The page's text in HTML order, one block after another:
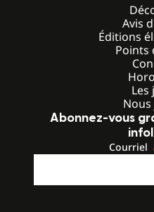
Avis
Éditions
Points
Les
Abonnez-vous
Courriel